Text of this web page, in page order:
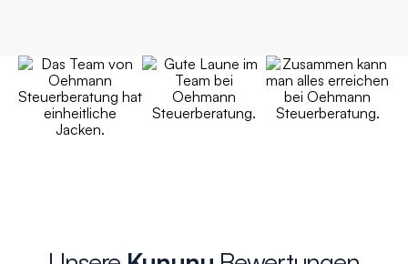
Unsere Kununu Bewertungen